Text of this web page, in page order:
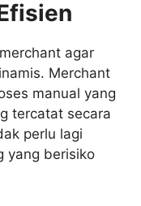
agar
Merchant
manual yang
tercatat secara
perlu lagi
yang berisiko